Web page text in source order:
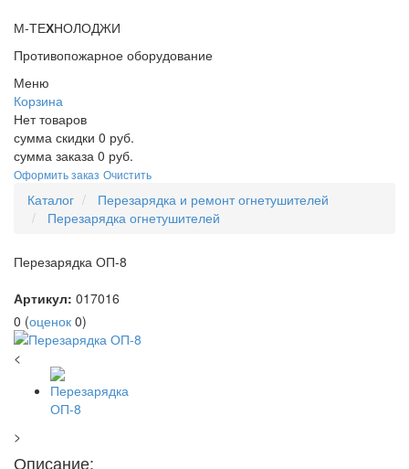
М-ТЕХНОЛОДЖИ
Противопожарное оборудование
Меню
Корзина
Нет товаров
сумма скидки 0 руб.
сумма заказа 0 руб.
Оформить заказ Очистить
Каталог
Перезарядка и ремонт огнетушителей
Перезарядка огнетушителей
Перезарядка ОП-8
Артикул: 017016
0 (оценок 0)
<
>
Описание: